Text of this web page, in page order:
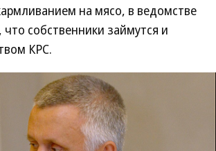
на мясо, в ведомстве
собственники займутся и
КРС.